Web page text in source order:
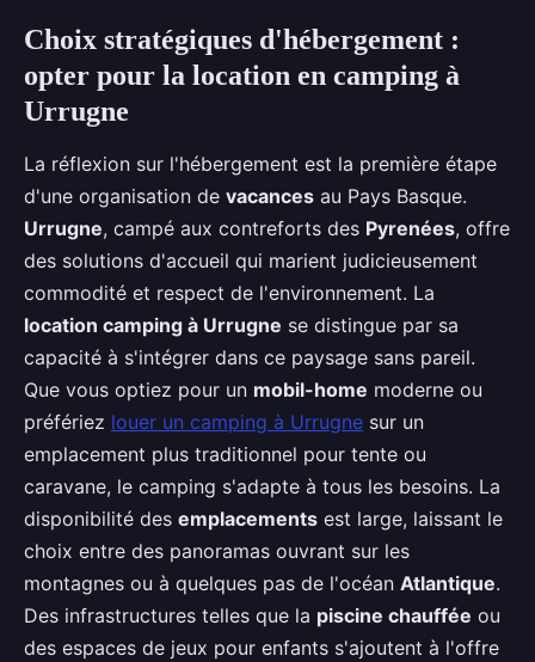
Choix stratégiques d'hébergement :
opter pour la location en camping à
Urrugne
La réflexion sur l'hébergement est la première étape
d'une organisation de vacances au Pays Basque.
Urrugne, campé aux contreforts des Pyrenées, offre
des solutions d'accueil qui marient judicieusement
commodité et respect de l'environnement. La
location camping à Urrugne se distingue par sa
capacité à s'intégrer dans ce paysage sans pareil.
Que vous optiez pour un mobil-home moderne ou
préfériez louer un camping à Urrugne sur un
emplacement plus traditionnel pour tente ou
caravane, le camping s'adapte à tous les besoins. La
disponibilité des emplacements est large, laissant le
choix entre des panoramas ouvrant sur les
montagnes ou à quelques pas de l'océan Atlantique.
Des infrastructures telles que la piscine chauffée ou
des espaces de jeux pour enfants s'ajoutent à l'offre